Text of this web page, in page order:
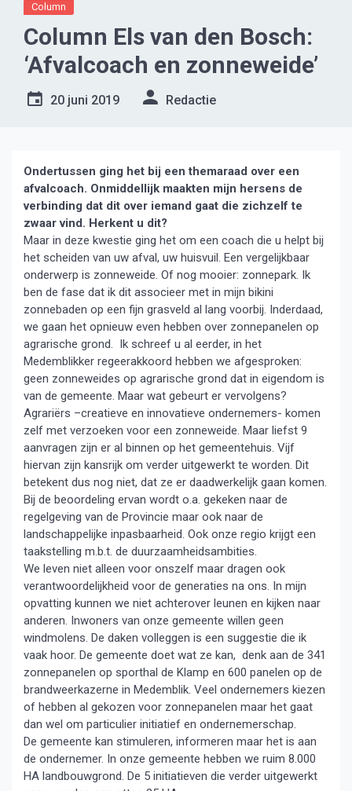
Column
Column Els van den Bosch:
‘Afvalcoach en zonneweide’
20 juni 2019 Redactie
Ondertussen ging het bij een themaraad over een
afvalcoach. Onmiddellijk maakten mijn hersens de
verbinding dat dit over iemand gaat die zichzelf te
zwaar vind. Herkent u dit?
Maar in deze kwestie ging het om een coach die u helpt bij
het scheiden van uw afval, uw huisvuil. Een vergelijkbaar
onderwerp is zonneweide. Of nog mooier: zonnepark. Ik
ben de fase dat ik dit associeer met in mijn bikini
zonnebaden op een fijn grasveld al lang voorbij. Inderdaad,
we gaan het opnieuw even hebben over zonnepanelen op
agrarische grond. Ik schreef u al eerder, in het
Medemblikker regeerakkoord hebben we afgesproken:
geen zonneweides op agrarische grond dat in eigendom is
van de gemeente. Maar wat gebeurt er vervolgens?
Agrariërs –creatieve en innovatieve ondernemers- komen
zelf met verzoeken voor een zonneweide. Maar liefst 9
aanvragen zijn er al binnen op het gemeentehuis. Vijf
hiervan zijn kansrijk om verder uitgewerkt te worden. Dit
betekent dus nog niet, dat ze er daadwerkelijk gaan komen.
Bij de beoordeling ervan wordt o.a. gekeken naar de
regelgeving van de Provincie maar ook naar de
landschappelijke inpasbaarheid. Ook onze regio krijgt een
taakstelling m.b.t. de duurzaamheidsambities.
We leven niet alleen voor onszelf maar dragen ook
verantwoordelijkheid voor de generaties na ons. In mijn
opvatting kunnen we niet achterover leunen en kijken naar
anderen. Inwoners van onze gemeente willen geen
windmolens. De daken volleggen is een suggestie die ik
vaak hoor. De gemeente doet wat ze kan, denk aan de 341
zonnepanelen op sporthal de Klamp en 600 panelen op de
brandweerkazerne in Medemblik. Veel ondernemers kiezen
of hebben al gekozen voor zonnepanelen maar het gaat
dan wel om particulier initiatief en ondernemerschap.
De gemeente kan stimuleren, informeren maar het is aan
de ondernemer. In onze gemeente hebben we ruim 8.000
HA landbouwgrond. De 5 initiatieven die verder uitgewerkt